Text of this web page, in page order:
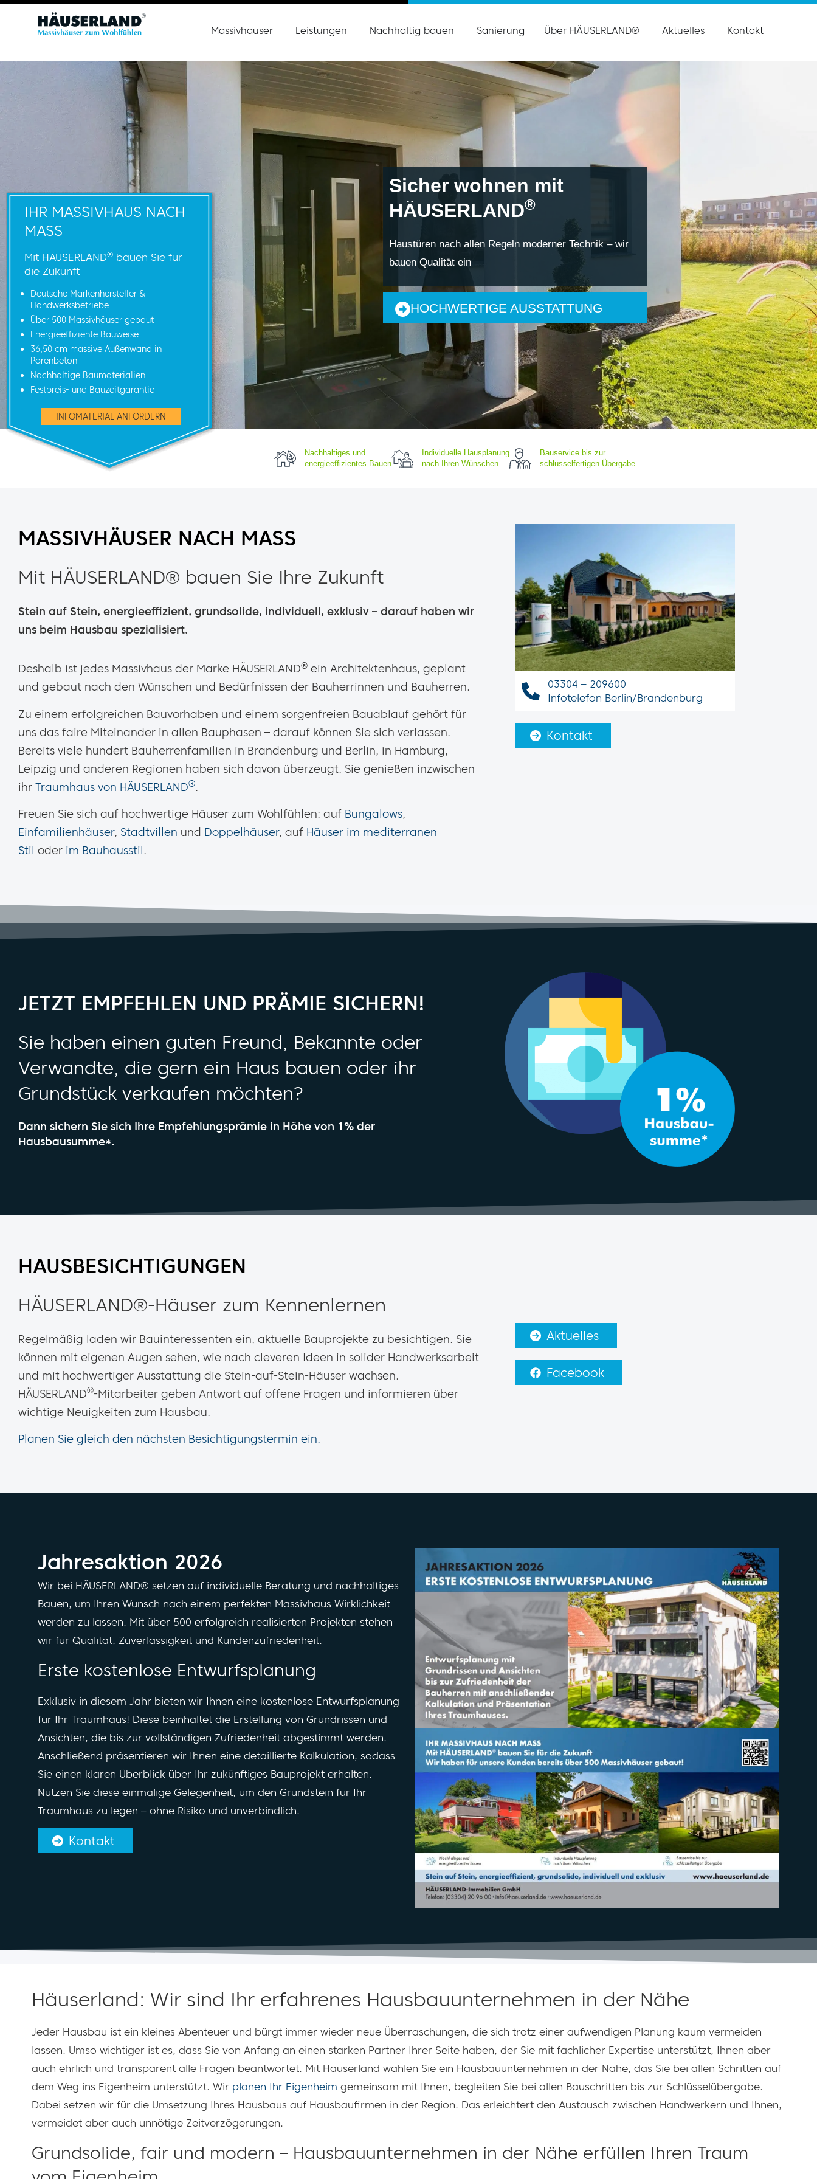
Massivhäuser Leistungen Nachhaltig bauen Sanierung Über HÄUSERLAND® Aktuelles Kontakt
Sicher wohnen mit
HÄUSERLAND®
Haustüren nach allen Regeln moderner Technik – wir
bauen Qualität ein
HOCHWERTIGE AUSSTATTUNG
IHR MASSIVHAUS NACH
MASS
Mit HÄUSERLAND® bauen Sie für
die Zukunft
Deutsche Markenhersteller &
Handwerksbetriebe
Über 500 Massivhäuser gebaut
Energieeffiziente Bauweise
36,50 cm massive Außenwand in
Porenbeton
Nachhaltige Baumaterialien
Festpreis- und Bauzeitgarantie
INFOMATERIAL ANFORDERN
Nachhaltiges und
energieeffizientes Bauen
Individuelle Hausplanung
nach Ihren Wünschen
Bauservice bis zur
schlüsselfertigen Übergabe
MASSIVHÄUSER NACH MASS
Mit HÄUSERLAND® bauen Sie Ihre Zukunft
Stein auf Stein, energieeffizient, grundsolide, individuell, exklusiv – darauf haben wir
uns beim Hausbau spezialisiert.
Deshalb ist jedes Massivhaus der Marke HÄUSERLAND® ein Architektenhaus, geplant
und gebaut nach den Wünschen und Bedürfnissen der Bauherrinnen und Bauherren.
Zu einem erfolgreichen Bauvorhaben und einem sorgenfreien Bauablauf gehört für
uns das faire Miteinander in allen Bauphasen – darauf können Sie sich verlassen.
Bereits viele hundert Bauherrenfamilien in Brandenburg und Berlin, in Hamburg,
Leipzig und anderen Regionen haben sich davon überzeugt. Sie genießen inzwischen
ihr Traumhaus von HÄUSERLAND®.
Freuen Sie sich auf hochwertige Häuser zum Wohlfühlen: auf Bungalows,
Einfamilienhäuser, Stadtvillen und Doppelhäuser, auf Häuser im mediterranen
Stil oder im Bauhausstil.
03304 – 209600
Infotelefon Berlin/Brandenburg
Kontakt
JETZT EMPFEHLEN UND PRÄMIE SICHERN!
Sie haben einen guten Freund, Bekannte oder
Verwandte, die gern ein Haus bauen oder ihr
Grundstück verkaufen möchten?
Dann sichern Sie sich Ihre Empfehlungsprämie in Höhe von 1% der
Hausbausumme*.
HAUSBESICHTIGUNGEN
HÄUSERLAND®-Häuser zum Kennenlernen
Regelmäßig laden wir Bauinteressenten ein, aktuelle Bauprojekte zu besichtigen. Sie
können mit eigenen Augen sehen, wie nach cleveren Ideen in solider Handwerksarbeit
und mit hochwertiger Ausstattung die Stein-auf-Stein-Häuser wachsen.
HÄUSERLAND®-Mitarbeiter geben Antwort auf offene Fragen und informieren über
wichtige Neuigkeiten zum Hausbau.
Planen Sie gleich den nächsten Besichtigungstermin ein.
Aktuelles
Facebook
Jahresaktion 2026
Wir bei HÄUSERLAND® setzen auf individuelle Beratung und nachhaltiges
Bauen, um Ihren Wunsch nach einem perfekten Massivhaus Wirklichkeit
werden zu lassen. Mit über 500 erfolgreich realisierten Projekten stehen
wir für Qualität, Zuverlässigkeit und Kundenzufriedenheit.
Erste kostenlose Entwurfsplanung
Exklusiv in diesem Jahr bieten wir Ihnen eine kostenlose Entwurfsplanung
für Ihr Traumhaus! Diese beinhaltet die Erstellung von Grundrissen und
Ansichten, die bis zur vollständigen Zufriedenheit abgestimmt werden.
Anschließend präsentieren wir Ihnen eine detaillierte Kalkulation, sodass
Sie einen klaren Überblick über Ihr zukünftiges Bauprojekt erhalten.
Nutzen Sie diese einmalige Gelegenheit, um den Grundstein für Ihr
Traumhaus zu legen – ohne Risiko und unverbindlich.
Kontakt
Häuserland: Wir sind Ihr erfahrenes Hausbauunternehmen in der Nähe
Jeder Hausbau ist ein kleines Abenteuer und bürgt immer wieder neue Überraschungen, die sich trotz einer aufwendigen Planung kaum vermeiden
lassen. Umso wichtiger ist es, dass Sie von Anfang an einen starken Partner Ihrer Seite haben, der Sie mit fachlicher Expertise unterstützt, Ihnen aber
auch ehrlich und transparent alle Fragen beantwortet. Mit Häuserland wählen Sie ein Hausbauunternehmen in der Nähe, das Sie bei allen Schritten auf
dem Weg ins Eigenheim unterstützt. Wir planen Ihr Eigenheim gemeinsam mit Ihnen, begleiten Sie bei allen Bauschritten bis zur Schlüsselübergabe.
Dabei setzen wir für die Umsetzung Ihres Hausbaus auf Hausbaufirmen in der Region. Das erleichtert den Austausch zwischen Handwerkern und Ihnen,
vermeidet aber auch unnötige Zeitverzögerungen.
Grundsolide, fair und modern – Hausbauunternehmen in der Nähe erfüllen Ihren Traum